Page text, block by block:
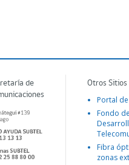
de
Otros
Portal
Fondo
Fibra
zonas